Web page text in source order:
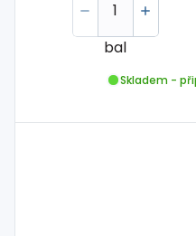
bal
Skladem -